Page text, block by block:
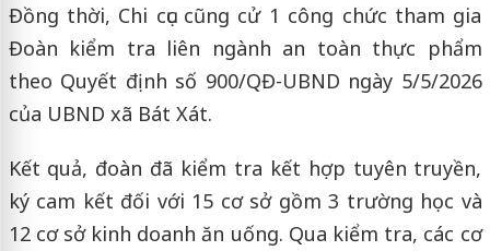
Đồng thời, Chi cục cũng cử 1 công chức tham gia
Đoàn kiểm tra liên ngành an toàn thực phẩm
theo Quyết định số 900/QĐ-UBND ngày 5/5/2026
của UBND xã Bát Xát.
Kết quả, đoàn đã kiểm tra kết hợp tuyên truyền,
ký cam kết đối với 15 cơ sở gồm 3 trường học và
12 cơ sở kinh doanh ăn uống. Qua kiểm tra, các cơ